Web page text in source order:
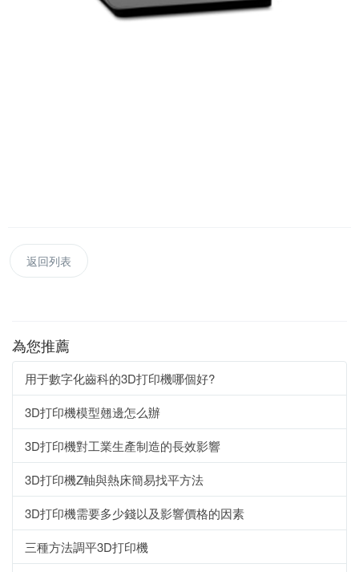
返回列表
為您推薦
用于數字化齒科的3D打印機哪個好?
3D打印機模型翹邊怎么辦
3D打印機對工業生產制造的長效影響
3D打印機Z軸與熱床簡易找平方法
3D打印機需要多少錢以及影響價格的因素
三種方法調平3D打印機